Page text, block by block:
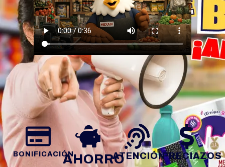
BONIFICACIÓNAHORROATENCIÓNPRECIAZOS